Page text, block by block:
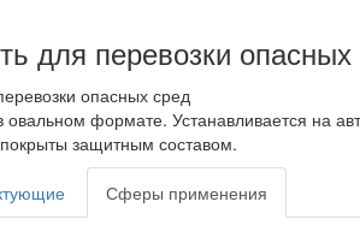
для перевозки опасных
овальном формате. Устанавливается на
защитным составом.
Сферы применения